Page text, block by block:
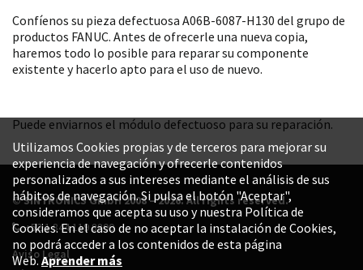
Confíenos su pieza defectuosa A06B-6087-H130 del grupo de
productos FANUC. Antes de ofrecerle una nueva copia,
haremos todo lo posible para reparar su componente
existente y hacerlo apto para el uso de nuevo.
Puede enviarnos el módulo defectuoso para su reparación.
© SINTRONICS GmbH 2008 – 2026. All rights reserved.
+52 1 844 119 8800
Aviso Legal
Utilizamos Cookies propias y de terceros para mejorar su
experiencia de navegación y ofrecerle contenidos
personalizados a sus intereses mediante el análisis de sus
hábitos de navegación. Si pulsa el botón "Aceptar",
consideramos que acepta su uso y nuestra Política de
Cookies. En el caso de no aceptar la instalación de Cookies,
no podrá acceder a los contenidos de esta página
Web.Aprender más